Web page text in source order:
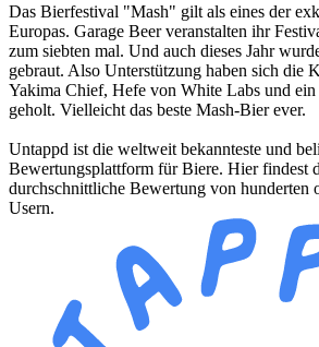
Das Bierfestival "Mash" gilt als eines der
Europas. Garage Beer veranstalten ihr
zum siebten mal. Und auch dieses Jahr
gebraut. Also Unterstützung haben sich die
Yakima Chief, Hefe von White Labs und
geholt. Vielleicht das beste Mash-Bier ever.
Untappd ist die weltweit bekannteste und
Bewertungsplattform für Biere. Hier findest
durchschnittliche Bewertung von hunderten
Usern.